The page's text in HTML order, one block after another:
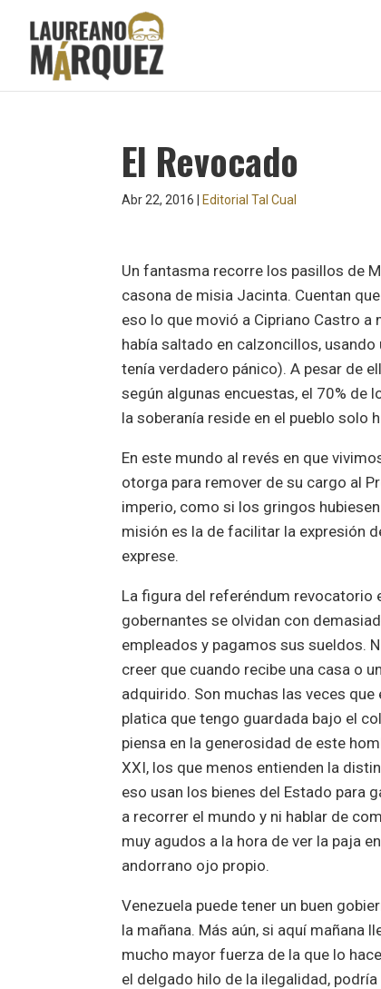
El Revocado
Abr 22, 2016 Editorial Tal Cual
Un fantasma recorre los pasillos de
casona de misia Jacinta. Cuentan
eso lo que movió a Cipriano Castro
había saltado en calzoncillos,
tenía verdadero pánico). A pesar de
según algunas encuestas, el 70% de
la soberanía reside en el pueblo solo
En este mundo al revés en que
otorga para remover de su cargo al
imperio, como si los gringos
misión es la de facilitar la expresión
exprese.
La figura del referéndum revocatorio
gobernantes se olvidan con
empleados y pagamos sus sueldos.
creer que cuando recibe una casa o
adquirido. Son muchas las veces
platica que tengo guardada bajo el
piensa en la generosidad de este
XXI, los que menos entienden la
eso usan los bienes del Estado para
a recorrer el mundo y ni hablar de
muy agudos a la hora de ver la paja
andorrano ojo propio.
Venezuela puede tener un buen
la mañana. Más aún, si aquí mañana
mucho mayor fuerza de la que lo
el delgado hilo de la ilegalidad,